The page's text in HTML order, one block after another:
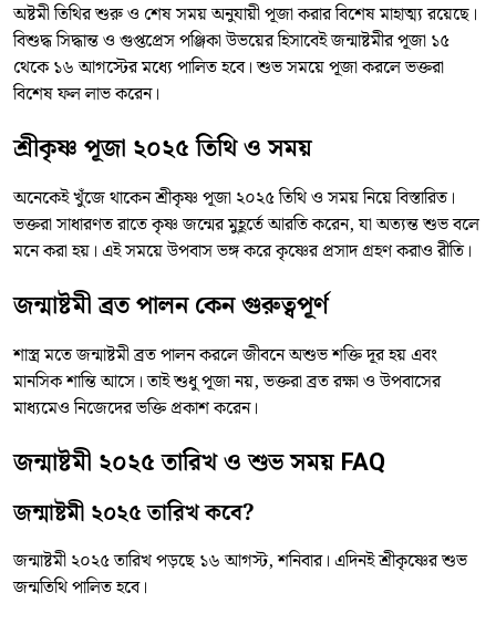
অষ্টমী তিথির শুরু ও শেষ সময় অনুযায়ী পূজা করার বিশেষ মাহাত্ম্য রয়েছে।
বিশুদ্ধ সিদ্ধান্ত ও গুপ্তপ্রেস পঞ্জিকা উভয়ের হিসাবেই জন্মাষ্টমীর পূজা ১৫
থেকে ১৬ আগস্টের মধ্যে পালিত হবে। শুভ সময়ে পূজা করলে ভক্তরা
বিশেষ ফল লাভ করেন।
শ্রীকৃষ্ণ পূজা ২০২৫ তিথি ও সময়
অনেকেই খুঁজে থাকেন শ্রীকৃষ্ণ পূজা ২০২৫ তিথি ও সময় নিয়ে বিস্তারিত।
ভক্তরা সাধারণত রাতে কৃষ্ণ জন্মের মুহূর্তে আরতি করেন, যা অত্যন্ত শুভ বলে
মনে করা হয়। এই সময়ে উপবাস ভঙ্গ করে কৃষ্ণের প্রসাদ গ্রহণ করাও রীতি।
জন্মাষ্টমী ব্রত পালন কেন গুরুত্বপূর্ণ
শাস্ত্র মতে জন্মাষ্টমী ব্রত পালন করলে জীবনে অশুভ শক্তি দূর হয় এবং
মানসিক শান্তি আসে। তাই শুধু পূজা নয়, ভক্তরা ব্রত রক্ষা ও উপবাসের
মাধ্যমেও নিজেদের ভক্তি প্রকাশ করেন।
জন্মাষ্টমী ২০২৫ তারিখ ও শুভ সময় FAQ
জন্মাষ্টমী ২০২৫ তারিখ কবে?
জন্মাষ্টমী ২০২৫ তারিখ পড়ছে ১৬ আগস্ট, শনিবার। এদিনই শ্রীকৃষ্ণের শুভ
জন্মতিথি পালিত হবে।